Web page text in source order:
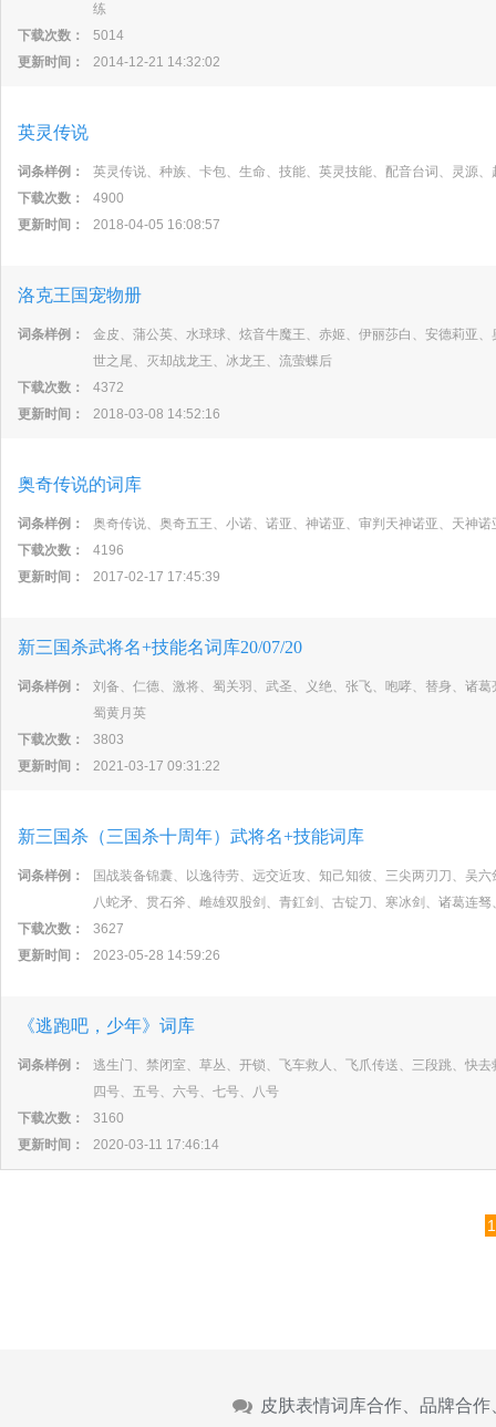
练
下载次数：
5014
更新时间：
2014-12-21 14:32:02
英灵传说
词条样例：
英灵传说、种族、卡包、生命、技能、英灵技能、配音台词、灵源、
下载次数：
4900
更新时间：
2018-04-05 16:08:57
洛克王国宠物册
词条样例：
金皮、蒲公英、水球球、炫音牛魔王、赤姬、伊丽莎白、安德莉亚
世之尾、灭却战龙王、冰龙王、流萤蝶后
下载次数：
4372
更新时间：
2018-03-08 14:52:16
奥奇传说的词库
词条样例：
奥奇传说、奥奇五王、小诺、诺亚、神诺亚、审判天神诺亚、天神诺
下载次数：
4196
更新时间：
2017-02-17 17:45:39
新三国杀武将名+技能名词库20/07/20
词条样例：
刘备、仁德、激将、蜀关羽、武圣、义绝、张飞、咆哮、替身、诸
蜀黄月英
下载次数：
3803
更新时间：
2021-03-17 09:31:22
新三国杀（三国杀十周年）武将名+技能词库
词条样例：
国战装备锦囊、以逸待劳、远交近攻、知己知彼、三尖两刃刀、吴
八蛇矛、贯石斧、雌雄双股剑、青釭剑、古锭刀、寒冰剑、诸葛连驽
下载次数：
3627
更新时间：
2023-05-28 14:59:26
《逃跑吧，少年》词库
词条样例：
逃生门、禁闭室、草丛、开锁、飞车救人、飞爪传送、三段跳、快
四号、五号、六号、七号、八号
下载次数：
3160
更新时间：
2020-03-11 17:46:14
1
皮肤表情词库合作、品牌合